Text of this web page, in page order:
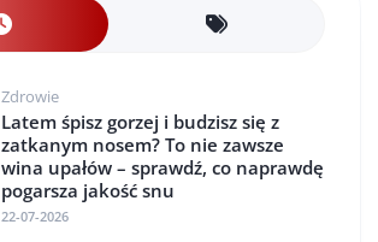
Zdrowie
Latem śpisz gorzej i budzisz się z
zatkanym nosem? To nie zawsze
wina upałów – sprawdź, co naprawdę
pogarsza jakość snu
22-07-2026